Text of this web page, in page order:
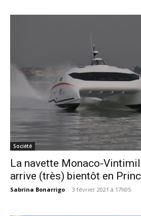
Société
La navette Monaco-
arrive (très) bientôt en
Sabrina Bonarrigo - 3 février 2021 à 17h05